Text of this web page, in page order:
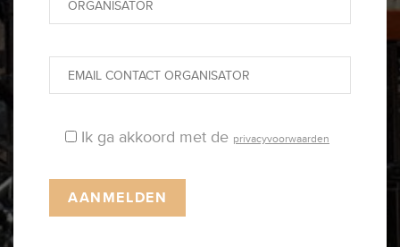
Ik ga akkoord met de privacyvoorwaarden